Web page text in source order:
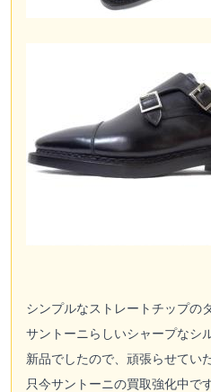
シンプルなストレートチップの
サントーニらしいシャープなシ
新品でしたので、頑張らせてい
只今サントーニの買取強化中で